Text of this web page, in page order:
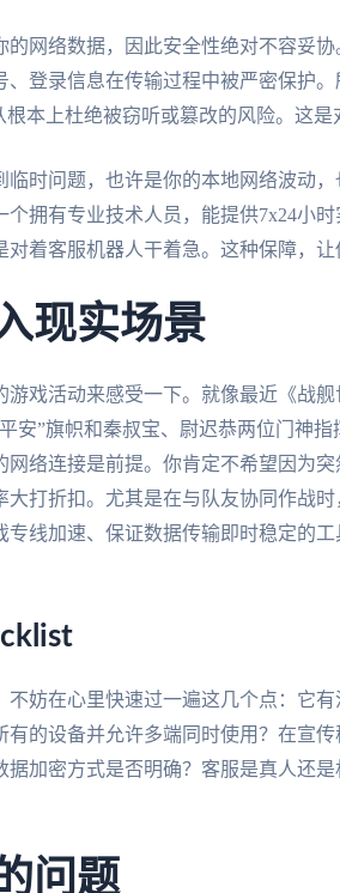
的网络数据，因此安全性绝对不容妥
、登录信息在传输过程中被严密保护
根本上杜绝被窃听或篡改的风险。这是
临时问题，也许是你的本地网络波动
个拥有专业技术人员，能提供7x24小
着客服机器人干着急。这种保障，让
现实场景
游戏活动来感受一下。就像最近《战
安”旗帜和秦叔宝、尉迟恭两位门神
网络连接是前提。你肯定不希望因为
打折扣。尤其是在与队友协同作战
专线加速、保证数据传输即时稳定的
不妨在心里快速过一遍这几个点：它
有的设备并允许多端同时使用？在宣
据加密方式是否明确？客服是真人还
问题